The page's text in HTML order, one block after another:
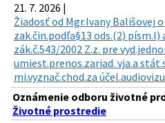
21. 7. 2026 |
Žiadosť od Mgr.Ivany Bališovej
zak.čin.podľa§13 ods.(2) písm.l)
zák.č.543/2002 Z.z. pre
umiest.prenos.zariad. vja.a
mi.vyznač.chod.za
Oznámenie odboru životné
Životné prostredie